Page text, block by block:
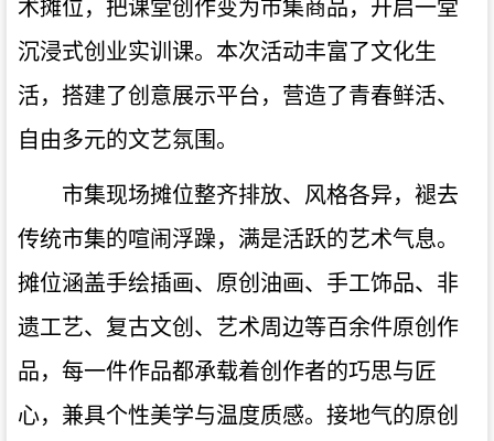
术摊位，把课堂创作变为市集商品，开启一堂
沉浸式创业实训课。本次活动丰富了文化生
活，搭建了创意展示平台，营造了青春鲜活、
自由多元的文艺氛围。
市集现场摊位整齐排放、风格各异，褪去
传统市集的喧闹浮躁，满是活跃的艺术气息。
摊位涵盖手绘插画、原创油画、手工饰品、非
遗工艺、复古文创、艺术周边等百余件原创作
品，每一件作品都承载着创作者的巧思与匠
心，兼具个性美学与温度质感。接地气的原创